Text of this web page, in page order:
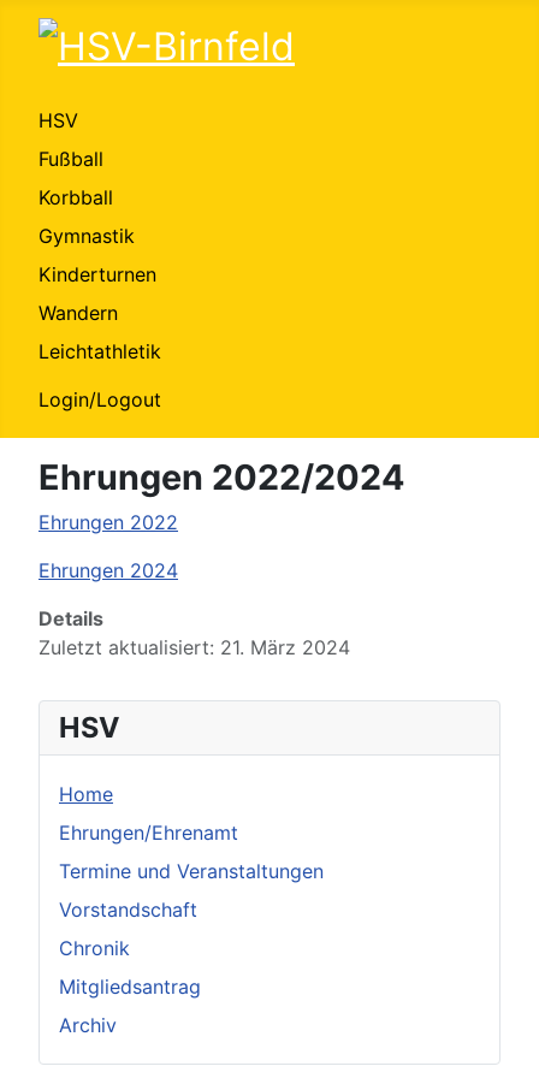
HSV
Fußball
Korbball
Gymnastik
Kinderturnen
Wandern
Leichtathletik
Login/Logout
Ehrungen 2022/2024
Ehrungen 2022
Ehrungen 2024
Details
Zuletzt aktualisiert: 21. März 2024
HSV
Home
Ehrungen/Ehrenamt
Termine und Veranstaltungen
Vorstandschaft
Chronik
Mitgliedsantrag
Archiv